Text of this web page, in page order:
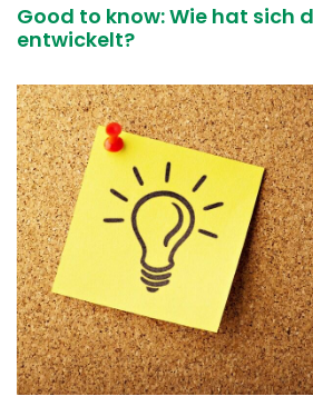
Good to know: Wie hat sich
entwickelt?